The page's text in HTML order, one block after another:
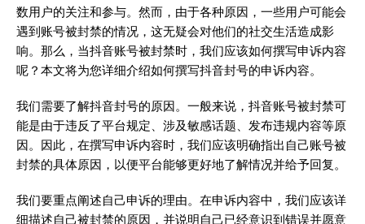
数用户的关注和参与。然而，由于各种原因，一些用户可能会
遇到账号被封禁的情况，这无疑会对他们的社交生活造成影
响。那么，当抖音账号被封禁时，我们应该如何撰写申诉内容
呢？本文将为您详细介绍如何撰写抖音封号的申诉内容。
我们需要了解抖音封号的原因。一般来说，抖音账号被封禁可
能是由于违反了平台规定、涉及敏感话题、发布违规内容等原
因。因此，在撰写申诉内容时，我们应该明确指出自己账号被
封禁的具体原因，以便平台能够更好地了解情况并给予回复。
我们要重点阐述自己申诉的理由。在申诉内容中，我们应该详
细描述自己被封禁的原因，并说明自己已经意识到错误并愿意